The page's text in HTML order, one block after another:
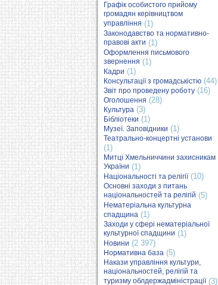
Графік особистого прийому
громадян керівництвом
управління (1)
Законодавство та нормативно-
правові акти (1)
Оформлення письмового
звернення (1)
Кадри (1)
Консультації з громадськістю (44)
Звіт про проведену роботу (16)
Оголошення (28)
Культура (3)
Бібліотеки (1)
Музеї. Заповідники (1)
Театрально-концертні установи
(1)
Митці Хмельниччини захисникам
України (1)
Національності та релігії(10)
Основні заходи з питань
національностей та релігій (5)
Нематеріальна культурна
спадщина (1)
Заходи у сфері нематеріальної
культурної спадщини (1)
Новини (2 397)
Нормативна база (5)
Накази управління культури,
національностей, релігій та
туризму облдержадміністрації(3)